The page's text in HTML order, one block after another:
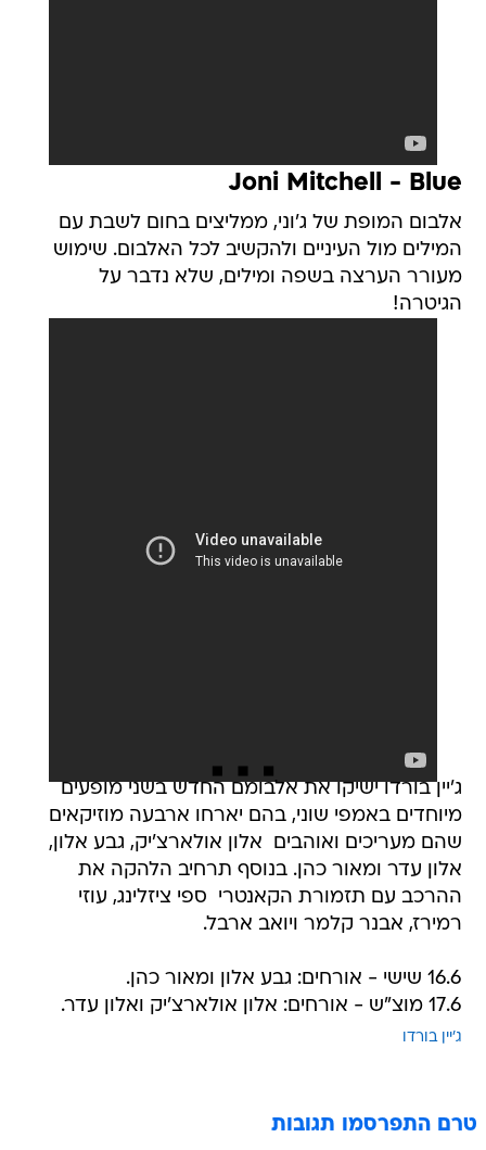
Joni Mitchell - Blue
אלבום המופת של ג'וני, ממליצים בחום לשבת עם
המילים מול העיניים ולהקשיב לכל האלבום. שימוש
מעורר הערצה בשפה ומילים, שלא נדבר על
הגיטרה!
ג'יין בורדו ישיקו את אלבומם החדש בשני מופעים
מיוחדים באמפי שוני, בהם יארחו ארבעה מוזיקאים
שהם מעריכים ואוהבים  אלון אולארצ'יק, גבע אלון,
אלון עדר ומאור כהן. בנוסף תרחיב הלהקה את
ההרכב עם תזמורת הקאנטרי  ספי ציזלינג, עוזי
רמירז, אבנר קלמר ויואב ארבל.
16.6 שישי - אורחים: גבע אלון ומאור כהן.
17.6 מוצ"ש - אורחים: אלון אולארצ'יק ואלון עדר.
ג'יין בורדו
טרם התפרסמו תגובות